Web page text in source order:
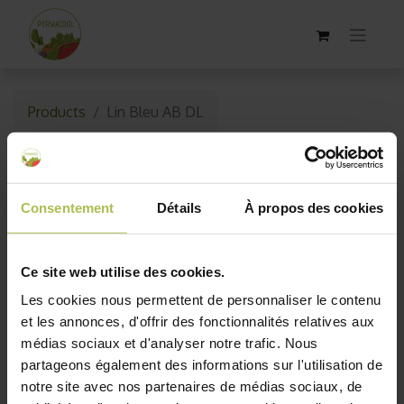
Consentement Détails À propos des cookies
Ce site web utilise des cookies.
Les cookies nous permettent de personnaliser le contenu
et les annonces, d'offrir des fonctionnalités relatives aux
médias sociaux et d'analyser notre trafic. Nous
partageons également des informations sur l'utilisation de
notre site avec nos partenaires de médias sociaux, de
Products Lin Bleu AB DL
Épuisé